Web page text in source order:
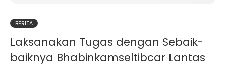
BERITA
Laksanakan Tugas dengan Sebaik-
baiknya Bhabinkamseltibcar Lantas